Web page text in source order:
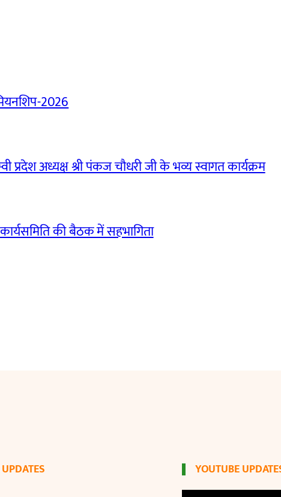
2026
प्रदेश अध्यक्ष श्री पंकज चौधरी जी के भव्य स्वागत कार्यक्रम
की बैठक में सहभागिता
YOUTUBE